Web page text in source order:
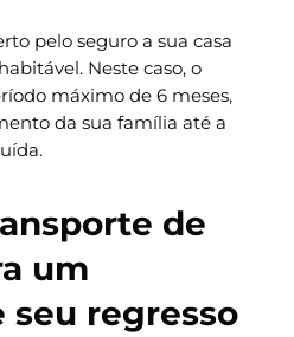
pelo seguro a sua casa
Neste caso, o
máximo de 6 meses,
da sua família até a
de
um
seu regresso